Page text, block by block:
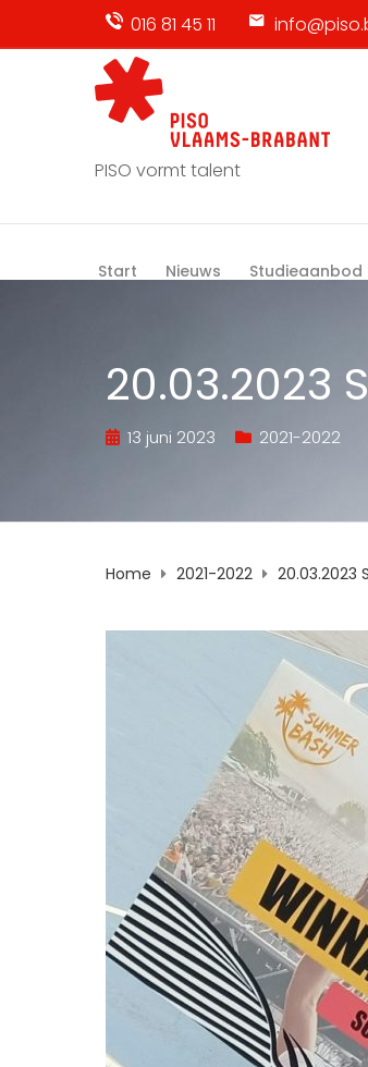
016 81 45 11
PISO vormt talent
Start Nieuws Studieaanbod
20.03.2023
13 juni 2023 2021-2022
Home 2021-2022 20.03.2023